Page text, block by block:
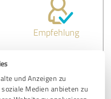
und Anzeigen zu
Medien anbieten zu
Empfehlung
schweißt richtig zusammen
man auch noch viel
für die Arbeit als